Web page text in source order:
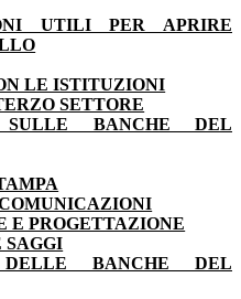
UTILI PER APRIRE
LE ISTITUZIONI
SETTORE
SULLE BANCHE DEL
E PROGETTAZIONE
BANCHE DEL